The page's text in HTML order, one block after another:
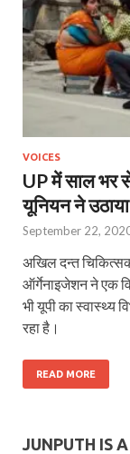
VOICES
UP में साल भर
यूनियन ने
September 22,
अखिल दन्त
ऑर्गेनाइजेशन ने एक
भी यूपी का स्वास्थ्य
रहा है।
READ MORE
JUNPUTH IS